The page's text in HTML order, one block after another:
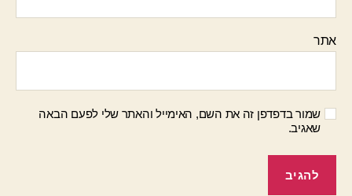
אתר
שמור בדפדפן זה את השם, האימייל והאתר שלי לפעם הבאה
שאגיב.